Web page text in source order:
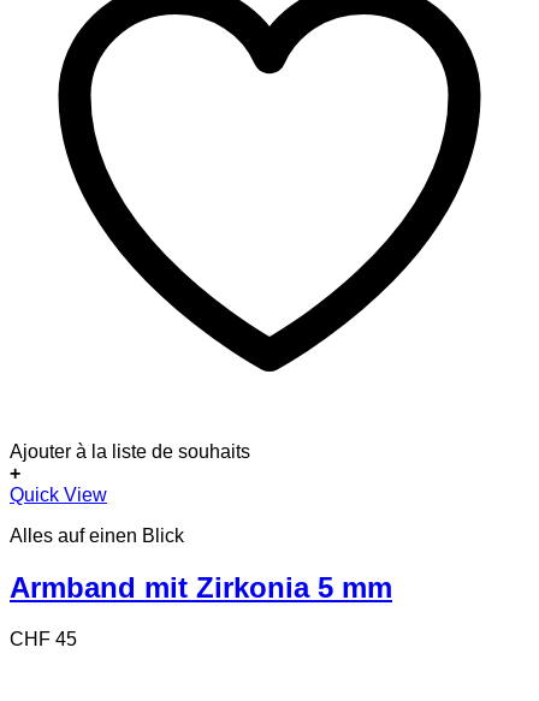
Ajouter à la liste de souhaits
+
Quick View
Alles auf einen Blick
Armband mit Zirkonia 5 mm
CHF 45